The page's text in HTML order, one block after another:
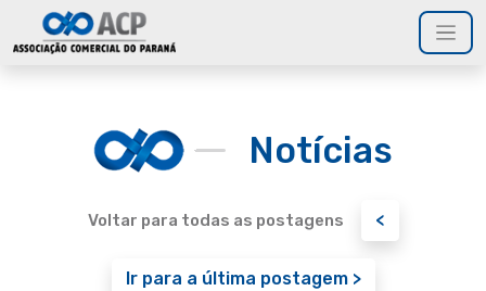
Notícias
Voltar para todas as postagens <
Ir para a última postagem >